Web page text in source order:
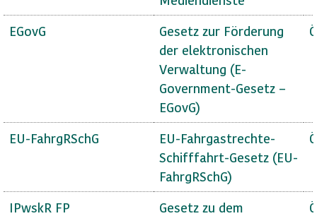
EGovG
Gesetz zur Förderung
der elektronischen
Verwaltung (E-
Government-Gesetz –
EGovG)
EU-FahrgRSchG
EU-Fahrgastrechte-
Schifffahrt-Gesetz (EU-
FahrgRSchG)
IPwskR FP
Gesetz zu dem